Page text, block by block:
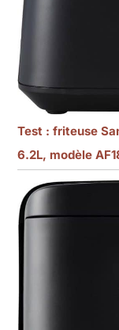
Test : friteuse
6.2L, modèle